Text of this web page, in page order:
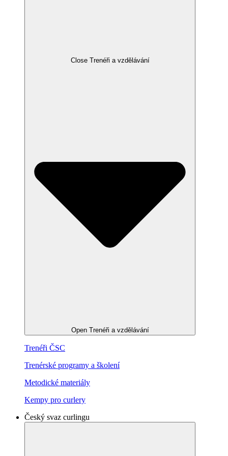
Close Trenéři a vzdělávání
Open Trenéři a vzdělávání
Trenéři ČSC
Trenérské programy a školení
Metodické materiály
Kempy pro curlery
Český svaz curlingu